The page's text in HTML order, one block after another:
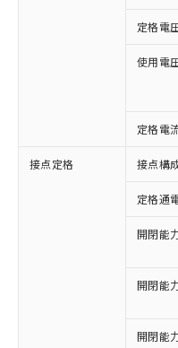
定格電
使用電
定格電
接点定格 接点構
定格通
開閉能
開閉能
開閉能
ご利用条
以下の条件をお
※1 対応状況
対応済み：
非含有に対応し
対応予定：EU
有に対応した製
対応予定なし：
非含有に非対応